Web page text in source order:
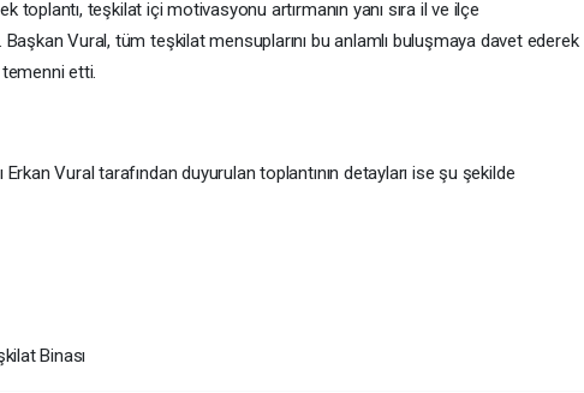
toplantı, teşkilat içi motivasyonu artırmanın yanı sıra il ve ilçe
Vural, tüm teşkilat mensuplarını bu anlamlı buluşmaya davet ederek
temenni etti.
Erkan Vural tarafından duyurulan toplantının detayları ise şu şekilde
Binası